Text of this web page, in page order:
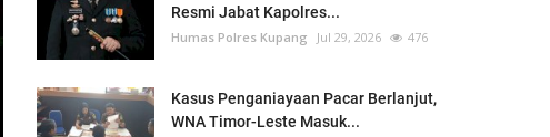
Resmi Jabat Kapolres...
Humas Polres Kupang Jul 29, 2026 476
Kasus Penganiayaan Pacar Berlanjut,
WNA Timor-Leste Masuk...